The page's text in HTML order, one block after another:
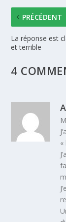
PRÉCÉDENT
La réponse est
et terrible
4
«